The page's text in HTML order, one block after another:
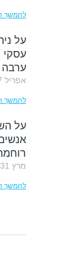
להמשך
על
עסקי
ערבה
אפריל 7, 2020
להמשך
על
מרץ 31, 2020
להמשך